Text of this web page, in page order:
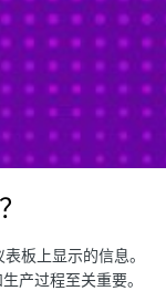
板上显示的信息。
产过程至关重要。